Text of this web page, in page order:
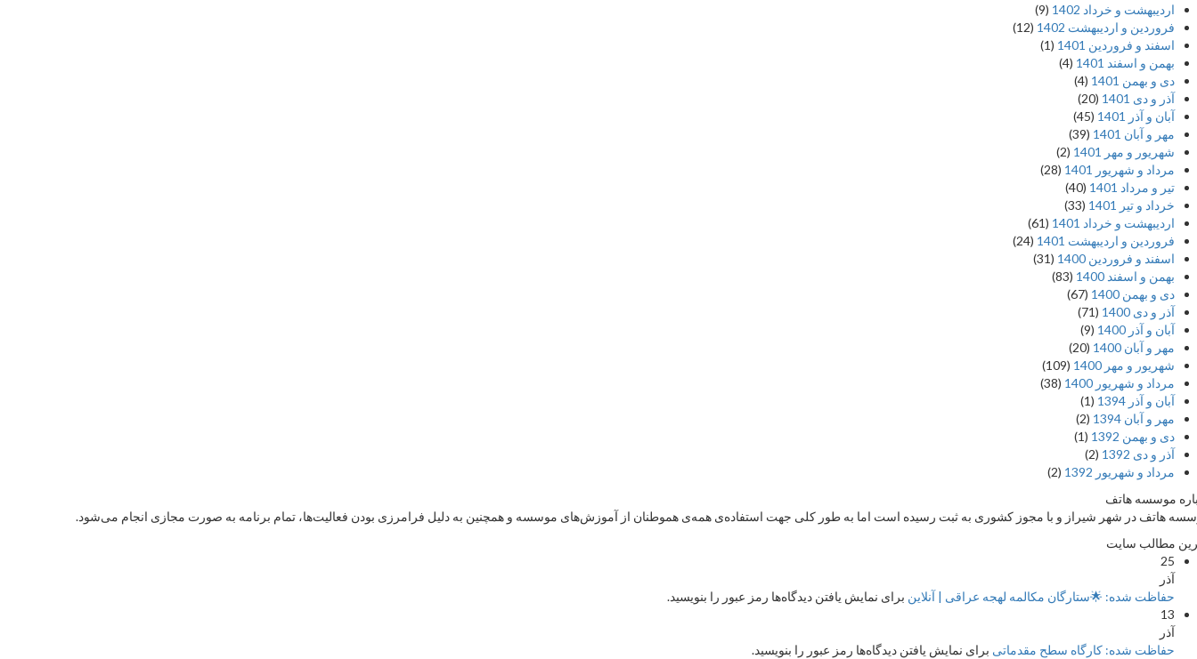
اردیبهشت و خرداد 1402
(9)
فروردین و اردیبهشت 1402
(12)
اسفند و فروردین 1401
(1)
بهمن و اسفند 1401
(4)
دی و بهمن 1401
(4)
آذر و دی 1401
(20)
آبان و آذر 1401
(45)
مهر و آبان 1401
(39)
شهریور و مهر 1401
(2)
مرداد و شهریور 1401
(28)
تیر و مرداد 1401
(40)
خرداد و تیر 1401
(33)
اردیبهشت و خرداد 1401
(61)
فروردین و اردیبهشت 1401
(24)
اسفند و فروردین 1400
(31)
بهمن و اسفند 1400
(83)
دی و بهمن 1400
(67)
آذر و دی 1400
(71)
آبان و آذر 1400
(9)
مهر و آبان 1400
(20)
شهریور و مهر 1400
(109)
مرداد و شهریور 1400
(38)
آبان و آذر 1394
(1)
مهر و آبان 1394
(2)
دی و بهمن 1392
(1)
آذر و دی 1392
(2)
مرداد و شهریور 1392
(2)
موسسه هاتف
هاتف در شهر شیراز و با مجوز کشوری به ثبت رسیده است اما به طور کلی جهت استفاده‌ی همه‌ی هموطنان از آموزش‌های موسسه و همچنین به دلیل فرامرزی بودن فعالیت‌ها، تمام برنامه به صورت مجازی انجام می‌شود.
مطالب سایت
25
آذر
حفاظت شده: 🌟ستارگان مکالمه لهجه عراقی | آنلاین برای نمایش یافتن دیدگاه‌ها رمز عبور را بنویسید.
13
آذر
حفاظت شده: کارگاه سطح مقدماتی برای نمایش یافتن دیدگاه‌ها رمز عبور را بنویسید.